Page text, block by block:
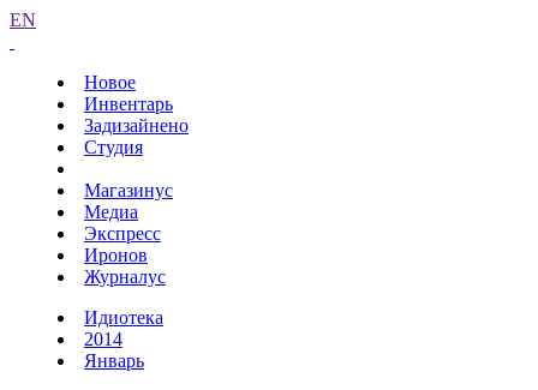
EN
Новое
Инвентарь
Задизайнено
Студия
Магазинус
Медиа
Экспресс
Иронов
Журналус
Идиотека
2014
Январь